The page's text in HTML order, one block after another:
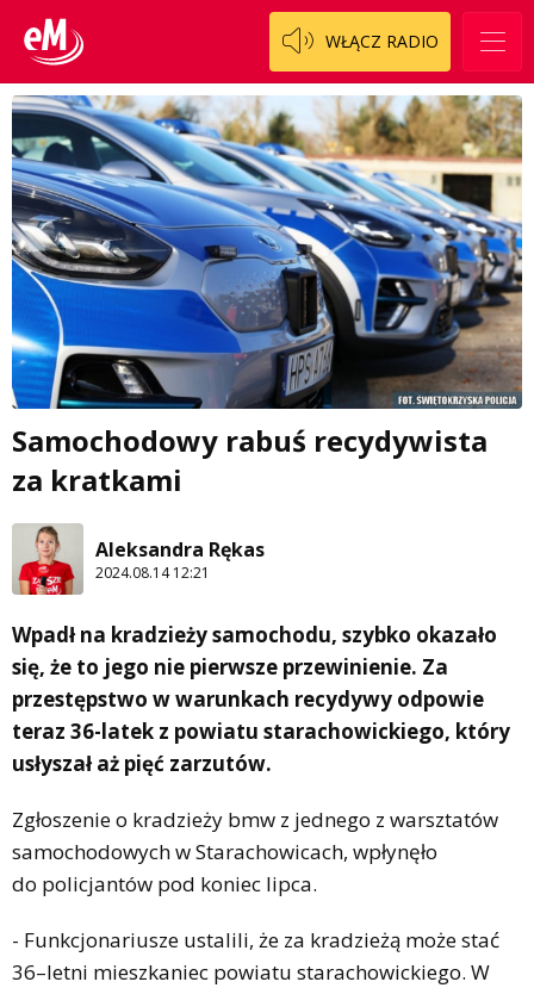
WŁĄCZ RADIO
Samochodowy rabuś recydywista
za kratkami
Aleksandra Rękas
2024.08.14 12:21
Wpadł na kradzieży samochodu, szybko okazało
się, że to jego nie pierwsze przewinienie. Za
przestępstwo w warunkach recydywy odpowie
teraz 36-latek z powiatu starachowickiego, który
usłyszał aż pięć zarzutów.
Zgłoszenie o kradzieży bmw z jednego z warsztatów
samochodowych w Starachowicach, wpłynęło
do policjantów pod koniec lipca.
- Funkcjonariusze ustalili, że za kradzieżą może stać
36–letni mieszkaniec powiatu starachowickiego. W